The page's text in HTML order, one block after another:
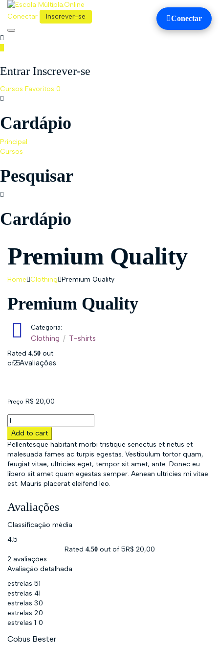
Conectar Inscrever-se
Toggle
Entrar Inscrever-se
Cursos Favoritos 0
Cardápio
Principal
Cursos
Pesquisar
Cardápio
Premium Quality
Home Clothing Premium Quality
Premium Quality
Categoria:
Clothing / T-shirts
Rated 4.50 out
of 52 Avaliações
Preço R$ 20,00
Add to cart
Pellentesque habitant morbi tristique senectus et netus et
malesuada fames ac turpis egestas. Vestibulum tortor quam,
feugiat vitae, ultricies eget, tempor sit amet, ante. Donec eu
libero sit amet quam egestas semper. Aenean ultricies mi vitae
est. Mauris placerat eleifend leo.
Avaliações
Classificação média
4.5
Rated 4.50out of 5R$ 20,00
2 avaliações
Avaliação detalhada
estrelas 51
estrelas 41
estrelas 30
estrelas 20
estrelas 1 0
Cobus Bester
Conectar